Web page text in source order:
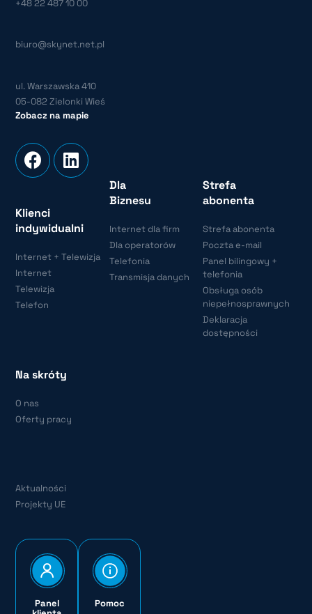
+48 22 487 10 00
biuro@skynet.net.pl
ul. Warszawska 410
05-082 Zielonki Wieś
Zobacz na mapie
Klienci
indywidualni
Internet + Telewizja
Internet
Telewizja
Telefon
Dla
Biznesu
Internet dla firm
Dla operatorów
Telefonia
Transmisja danych
Strefa
abonenta
Strefa abonenta
Poczta e-mail
Panel bilingowy +
telefonia
Obsługa osób
niepełnosprawnych
Deklaracja
dostępności
Na skróty
O nas
Oferty pracy
Aktualności
Projekty UE
Panel
Pomoc